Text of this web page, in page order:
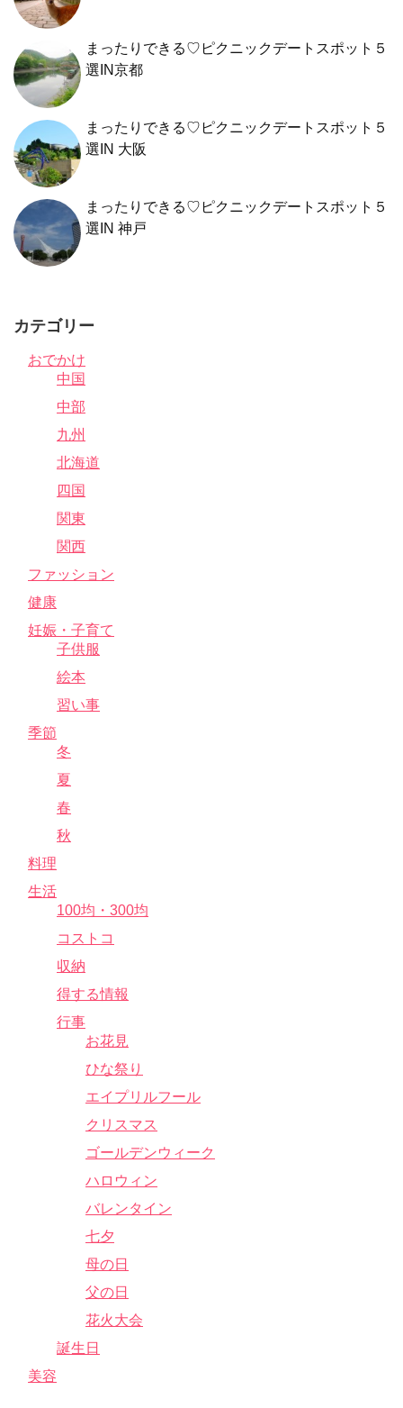
まったりできる♡ピクニックデートスポット５
選IN京都
まったりできる♡ピクニックデートスポット５
選IN 大阪
まったりできる♡ピクニックデートスポット５
選IN 神戸
カテゴリー
おでかけ
中国
中部
九州
北海道
四国
関東
関西
ファッション
健康
妊娠・子育て
子供服
絵本
習い事
季節
冬
夏
春
秋
料理
生活
100均・300均
コストコ
収納
得する情報
行事
お花見
ひな祭り
エイプリルフール
クリスマス
ゴールデンウィーク
ハロウィン
バレンタイン
七夕
母の日
父の日
花火大会
誕生日
美容